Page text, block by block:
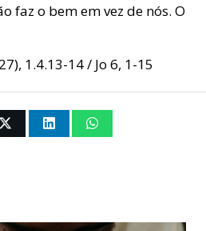
faz o bem em vez de nós. O
1.4.13-14 / Jo 6, 1-15